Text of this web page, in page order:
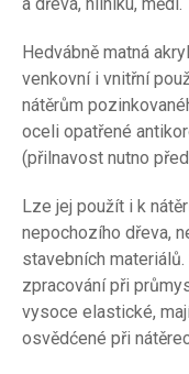
Hedvábně matná
venkovní i vnitřní
nátěrům
oceli opatřené
(přilnavost nutno
Lze jej použít i k
nepochozího dřeva,
stavebních
zpracování při
vysoce elastické,
osvědćené při